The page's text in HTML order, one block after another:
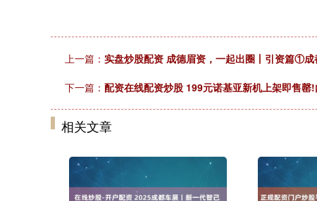
上一篇： 实盘炒股配资 成德眉资，一起出圈丨引资篇①
下一篇： 配资在线配资炒股 199元诺基亚新机上架即售罄
相关文章